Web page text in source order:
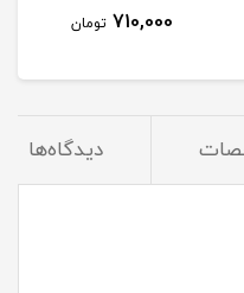
710,000 تومان
دیدگاه‌ها